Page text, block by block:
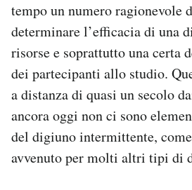
tempo un numero ragionevole
determinare l’efficacia di una
risorse e soprattutto una certa
dei partecipanti allo studio.
a distanza di quasi un secolo
ancora oggi non ci sono
del digiuno intermittente,
avvenuto per molti altri tipi di